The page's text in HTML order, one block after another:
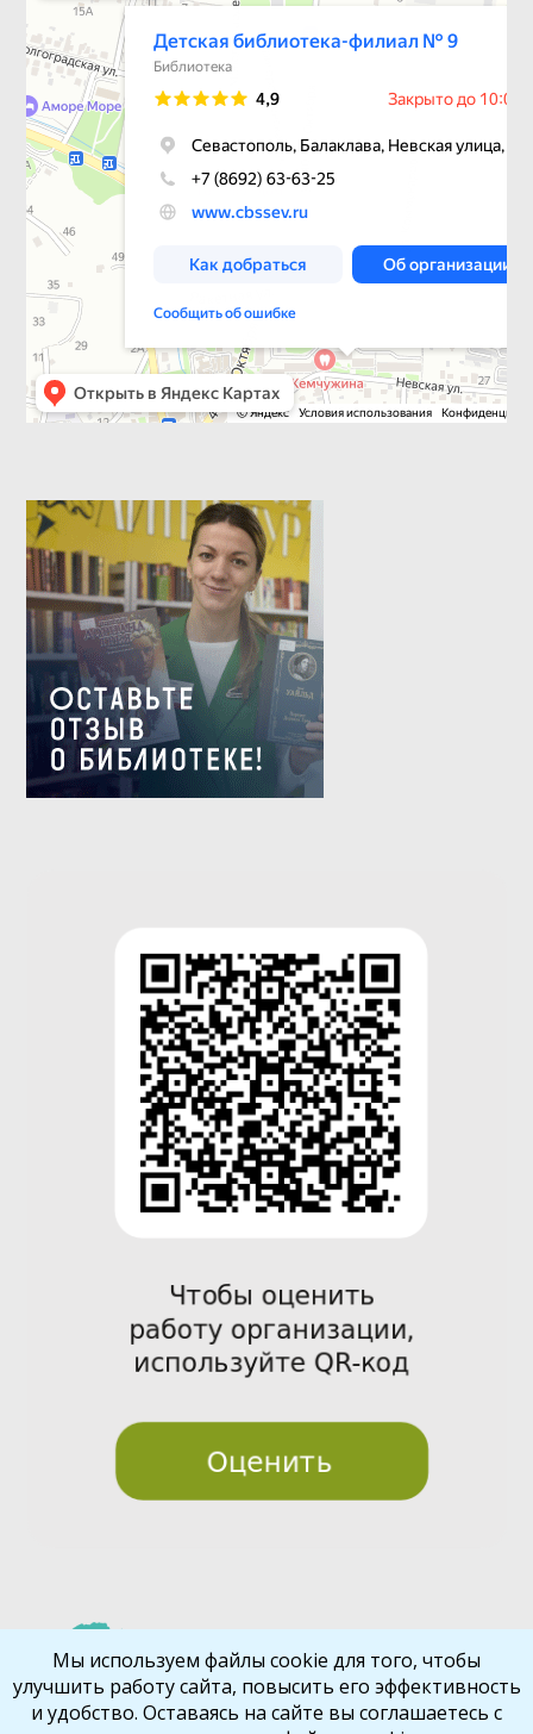
vio
t
Мы используем файлы cookie для того, чтобы
улучшить работу сайта, повысить его эффективность
и удобство. Оставаясь на сайте вы соглашаетесь с